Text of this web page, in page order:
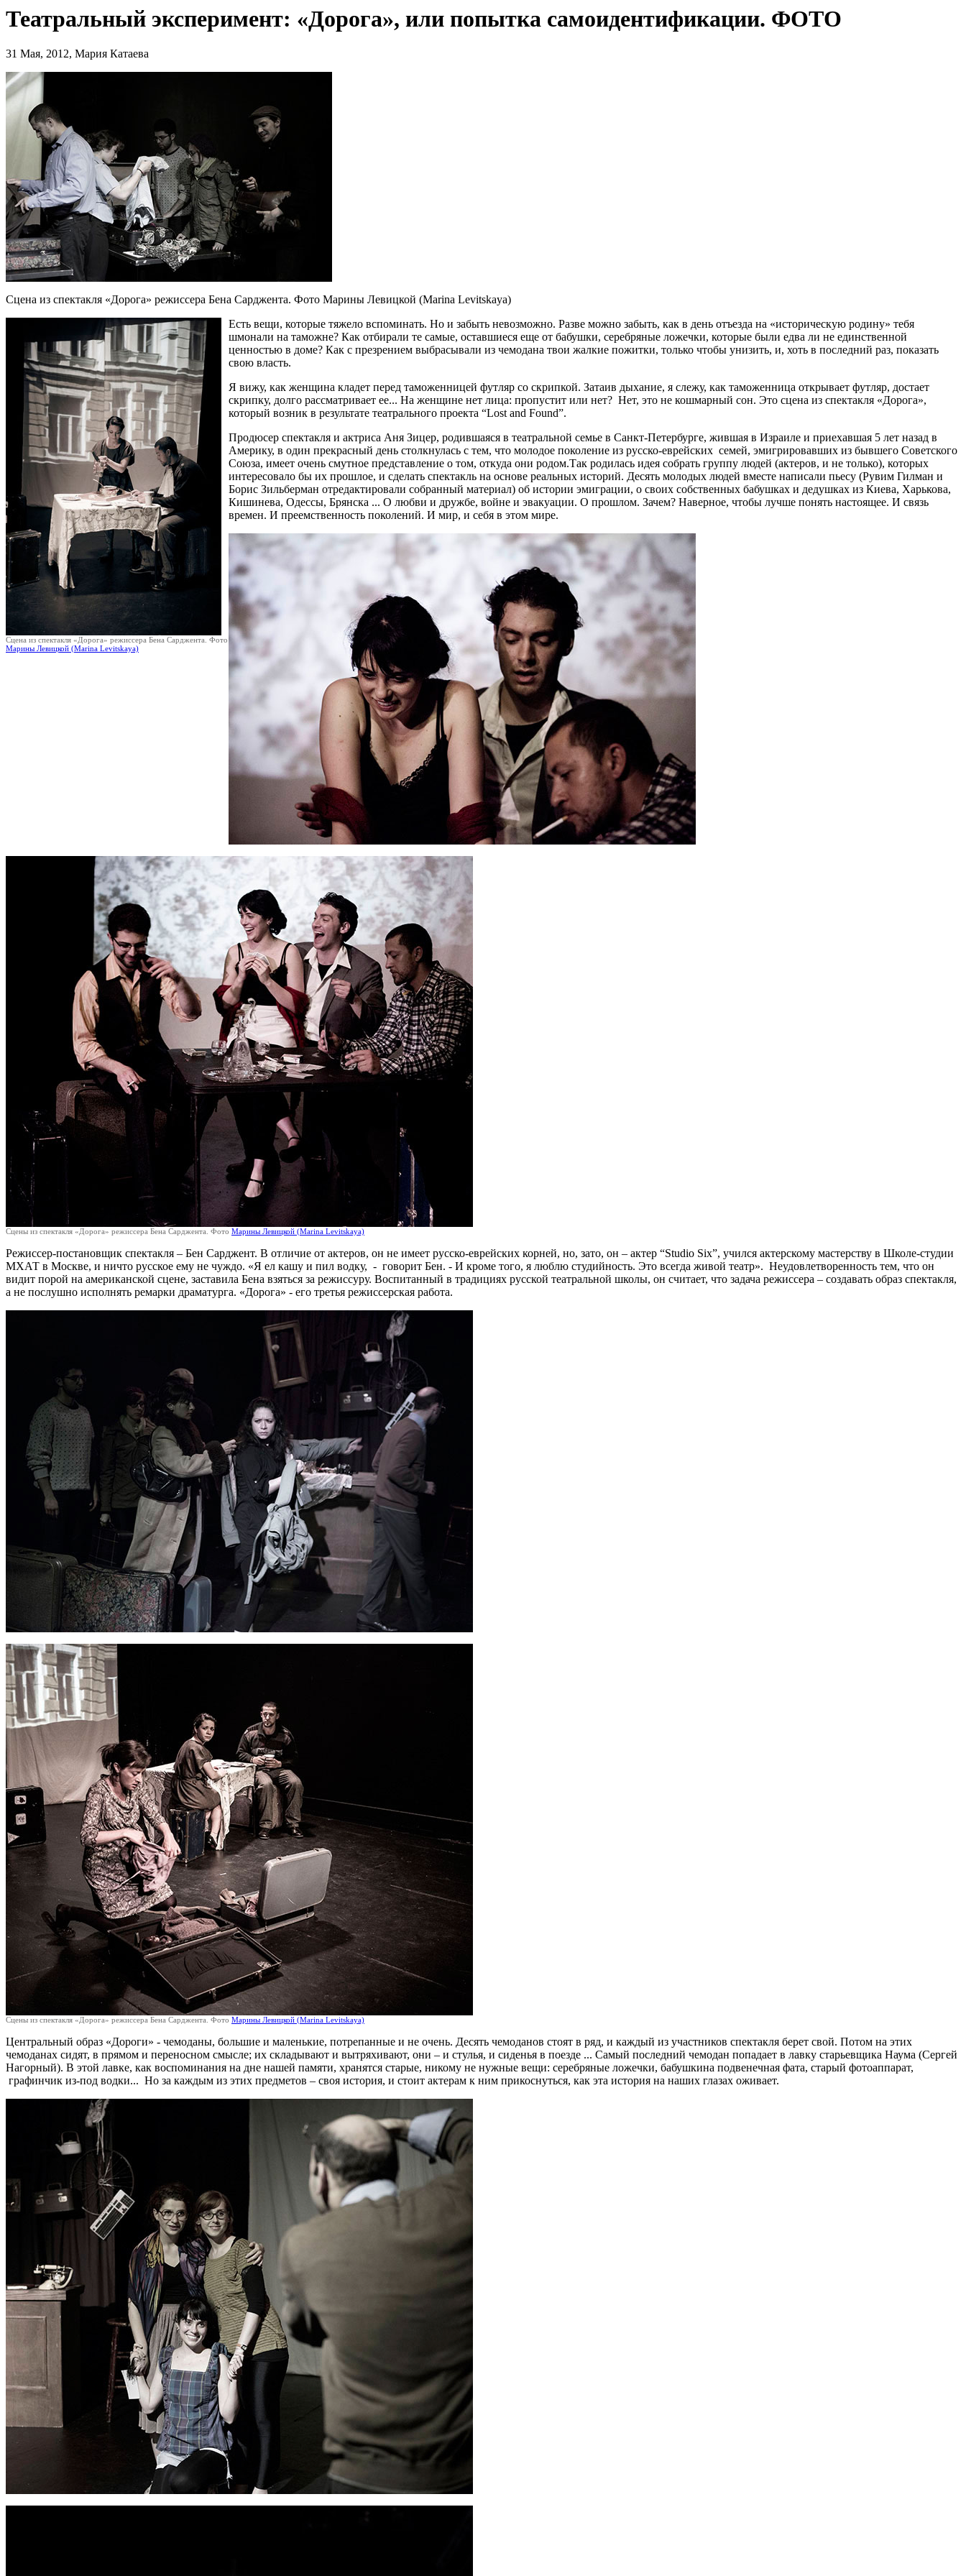
Театральный эксперимент: «Дорога», или попытка самоидентификации. ФОТО
31 Мая, 2012, Мария Катаева
Сцена из спектакля «Дорога» режиссера Бена Сарджента. Фото Марины Левицкой (Marina Levitskaya)
Сцена из спектакля «Дорога» режиссера Бена Сарджента. Фото
Марины Левицкой (Marina Levitskaya)
Есть вещи, которые тяжело вспоминать. Но и забыть невозможно. Разве можно забыть, как в день отъезда на «историческую родину» тебя
шмонали на таможне? Как отбирали те самые, оставшиеся еще от бабушки, серебряные ложечки, которые были едва ли не единственной
ценностью в доме? Как с презрением выбрасывали из чемодана твои жалкие пожитки, только чтобы унизить, и, хоть в последний раз, показать
свою власть.
Я вижу, как женщина кладет перед таможенницей футляр со скрипкой. Затаив дыхание, я слежу, как таможенница открывает футляр, достает
скрипку, долго рассматривает ее... На женщине нет лица: пропустит или нет? Нет, это не кошмарный сон. Это сцена из спектакля «Дорога»,
который возник в результате театрального проекта “Lost and Found”.
Продюсер спектакля и актриса Аня Зицер, родившаяся в театральной семье в Санкт-Петербурге, жившая в Израиле и приехавшая 5 лет назад в
Америку, в один прекрасный день столкнулась с тем, что молодое поколение из русско-еврейских семей, эмигрировавших из бывшего Советского
Союза, имеет очень смутное представление о том, откуда они родом.Так родилась идея собрать группу людей (актеров, и не только), которых
интересовало бы их прошлое, и сделать спектакль на основе реальных историй. Десять молодых людей вместе написали пьесу (Рувим Гилман и
Борис Зильберман отредактировали собранный материал) об истории эмиграции, о своих собственных бабушках и дедушках из Киева, Харькова,
Кишинева, Одессы, Брянска ... О любви и дружбе, войне и эвакуации. О прошлом. Зачем? Наверное, чтобы лучше понять настоящее. И связь
времен. И преемственность поколений. И мир, и себя в этом мире.
Сцены из спектакля «Дорога» режиссера Бена Сарджента. Фото Марины Левицкой (Marina Levitskaya)
Режиссер-постановщик спектакля – Бен Сарджент. В отличие от актеров, он не имеет русско-еврейских корней, но, зато, он – актер “Studio Six”, учился актерскому мастерству в Школе-студии
МХАТ в Москве, и ничто русское ему не чуждо. «Я ел кашу и пил водку, - говорит Бен. - И кроме того, я люблю студийность. Это всегда живой театр». Неудовлетворенность тем, что он
видит порой на американской сцене, заставила Бена взяться за режиссуру. Воспитанный в традициях русской театральной школы, он считает, что задача режиссера – создавать образ спектакля,
а не послушно исполнять ремарки драматурга. «Дорога» - его третья режиссерская работа.
Сцены из спектакля «Дорога» режиссера Бена Сарджента. Фото Марины Левицкой (Marina Levitskaya)
Центральный образ «Дороги» - чемоданы, большие и маленькие, потрепанные и не очень. Десять чемоданов стоят в ряд, и каждый из участников спектакля берет свой. Потом на этих
чемоданах сидят, в прямом и переносном смысле; их складывают и вытряхивают, они – и стулья, и сиденья в поезде ... Самый последний чемодан попадает в лавку старьевщика Наума (Сергей
Нагорный). В этой лавке, как воспоминания на дне нашей памяти, хранятся старые, никому не нужные вещи: серебряные ложечки, бабушкина подвенечная фата, старый фотоаппарат,
графинчик из-под водки... Но за каждым из этих предметов – своя история, и стоит актерам к ним прикоснуться, как эта история на наших глазах оживает.